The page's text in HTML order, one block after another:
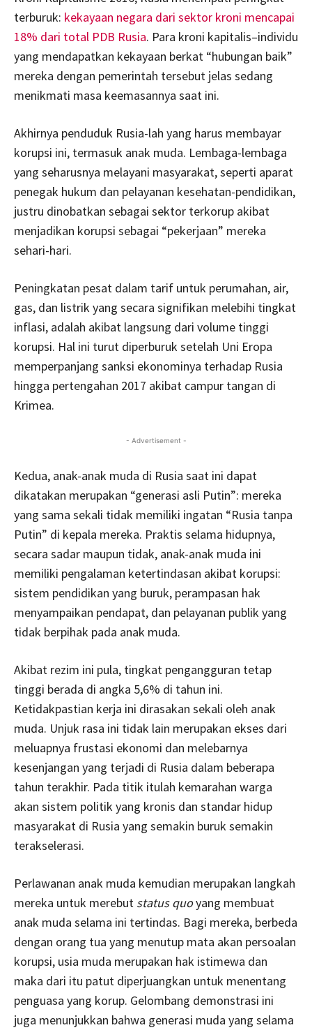
terburuk: kekayaan negara dari sektor kroni mencapai
18% dari total PDB Rusia. Para kroni kapitalis–individu
yang mendapatkan kekayaan berkat “hubungan baik”
mereka dengan pemerintah tersebut jelas sedang
menikmati masa keemasannya saat ini.
Akhirnya penduduk Rusia-lah yang harus membayar
korupsi ini, termasuk anak muda. Lembaga-lembaga
yang seharusnya melayani masyarakat, seperti aparat
penegak hukum dan pelayanan kesehatan-pendidikan,
justru dinobatkan sebagai sektor terkorup akibat
menjadikan korupsi sebagai “pekerjaan” mereka
sehari-hari.
Peningkatan pesat dalam tarif untuk perumahan, air,
gas, dan listrik yang secara signifikan melebihi tingkat
inflasi, adalah akibat langsung dari volume tinggi
korupsi. Hal ini turut diperburuk setelah Uni Eropa
memperpanjang sanksi ekonominya terhadap Rusia
hingga pertengahan 2017 akibat campur tangan di
Krimea.
- Advertisement -
Kedua, anak-anak muda di Rusia saat ini dapat
dikatakan merupakan “generasi asli Putin”: mereka
yang sama sekali tidak memiliki ingatan “Rusia tanpa
Putin” di kepala mereka. Praktis selama hidupnya,
secara sadar maupun tidak, anak-anak muda ini
memiliki pengalaman ketertindasan akibat korupsi:
sistem pendidikan yang buruk, perampasan hak
menyampaikan pendapat, dan pelayanan publik yang
tidak berpihak pada anak muda.
Akibat rezim ini pula, tingkat pengangguran tetap
tinggi berada di angka 5,6% di tahun ini.
Ketidakpastian kerja ini dirasakan sekali oleh anak
muda. Unjuk rasa ini tidak lain merupakan ekses dari
meluapnya frustasi ekonomi dan melebarnya
kesenjangan yang terjadi di Rusia dalam beberapa
tahun terakhir. Pada titik itulah kemarahan warga
akan sistem politik yang kronis dan standar hidup
masyarakat di Rusia yang semakin buruk semakin
terakselerasi.
Perlawanan anak muda kemudian merupakan langkah
mereka untuk merebut status quoyang membuat
anak muda selama ini tertindas. Bagi mereka, berbeda
dengan orang tua yang menutup mata akan persoalan
korupsi, usia muda merupakan hak istimewa dan
maka dari itu patut diperjuangkan untuk menentang
penguasa yang korup. Gelombang demonstrasi ini
juga menunjukkan bahwa generasi muda yang selama